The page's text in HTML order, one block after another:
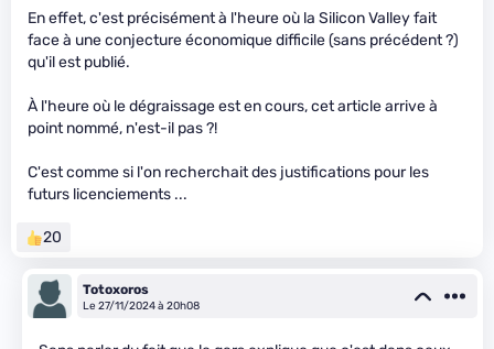
En effet, c'est précisément à l'heure où la Silicon Valley fait
face à une conjecture économique difficile (sans précédent ?)
qu'il est publié.
À l'heure où le dégraissage est en cours, cet article arrive à
point nommé, n'est-il pas ?!
C'est comme si l'on recherchait des justifications pour les
futurs licenciements ...
20
Totoxoros
Le 27/11/2024 à 20h08